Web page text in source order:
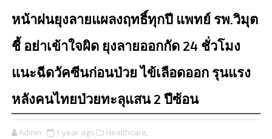
หน้าฝนยุงลายแผลงฤทธิ์ทุกปี แพทย์ รพ.วิมุต
ชี้ อย่าเข้าใจผิด ยุงลายออกกัด 24 ชั่วโมง
แนะฉีดวัคซีนก่อนป่วย ไข้เลือดออก รุนแรง
หลังคนไทยป่วยทะลุแสน 2 ปีซ้อน
Admin 1 year ago Healthcare,